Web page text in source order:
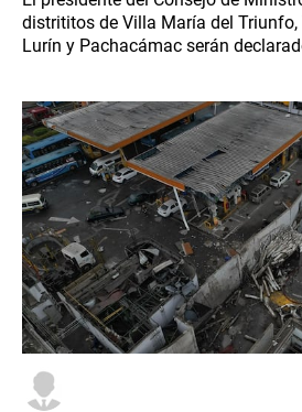
distrititos de Villa María del Triunfo,
Lurín y Pachacámac serán